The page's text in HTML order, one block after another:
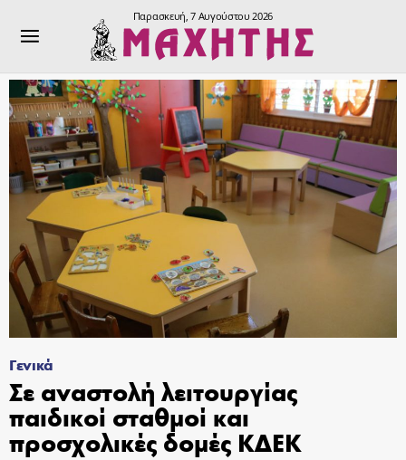
Παρασκευή, 7 Αυγούστου 2026
Γενικά
Σε αναστολή λειτουργίας
παιδικοί σταθμοί και
προσχολικές δομές ΚΔΕΚ